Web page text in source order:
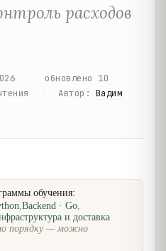
расходов
обновлено 10
Автор : Вадим
обучения:
,Backend · Go,
и доставка
порядку — можно